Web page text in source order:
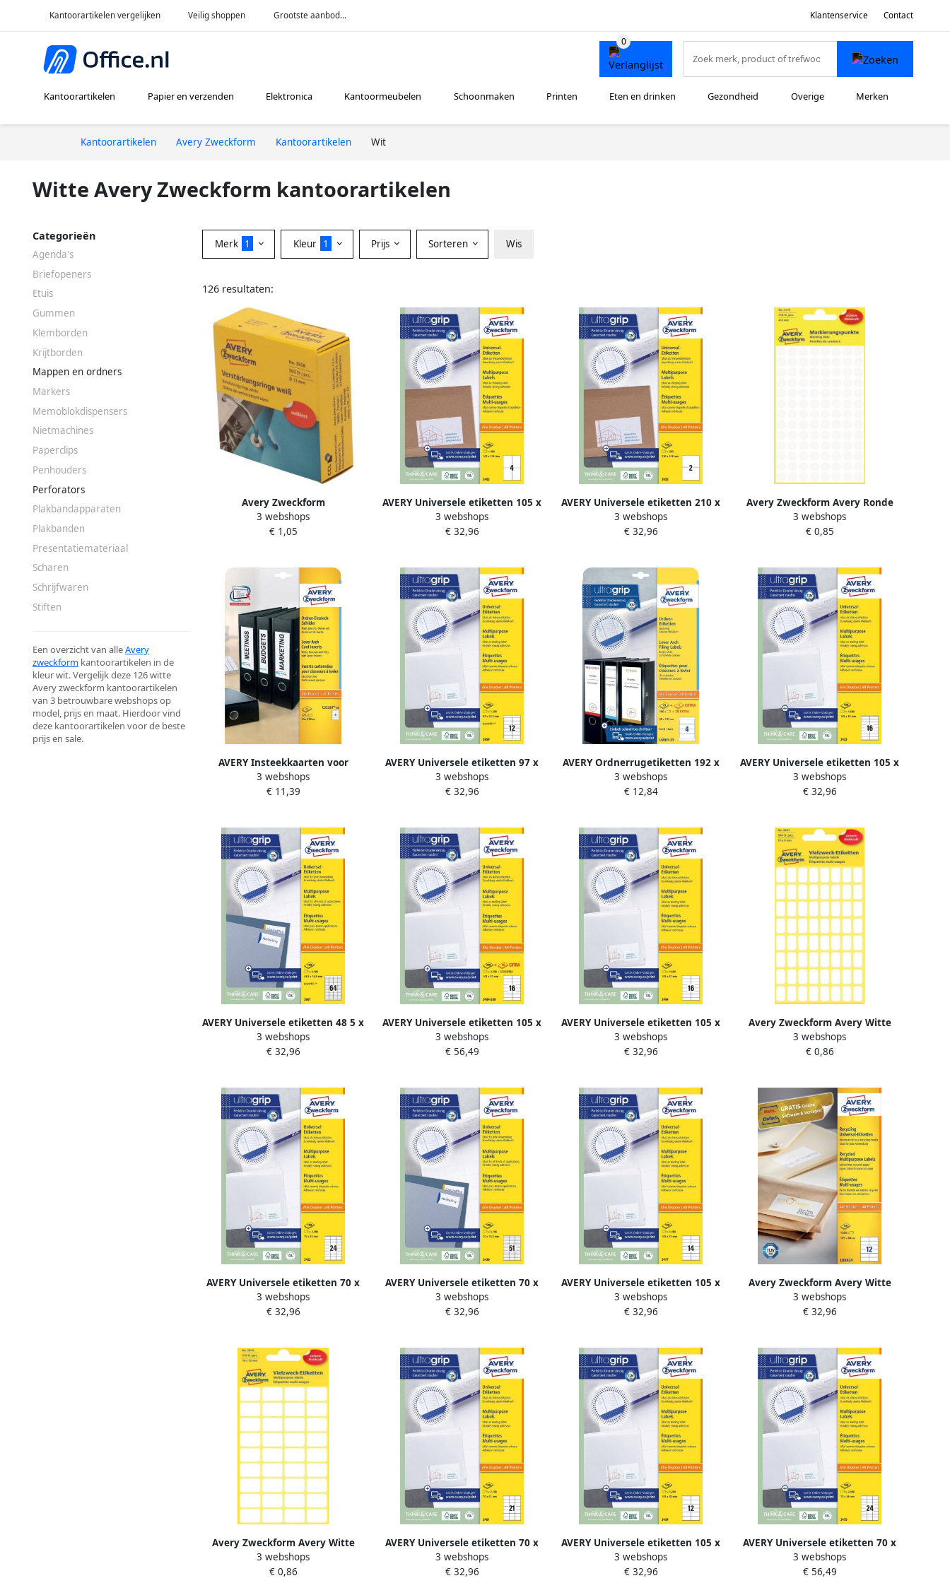
Kantoorartikelen vergelijken Veilig shoppen Grootste aanbod... Klantenservice Contact
Kantoorartikelen Papier en verzenden Elektronica Kantoormeubelen Schoonmaken Printen Eten en drinken Gezondheid Overige Merken
Kantoorartikelen Avery Zweckform Kantoorartikelen Wit
Witte Avery Zweckform kantoorartikelen
Categorieën
Agenda's
Briefopeners
Etuis
Gummen
Klemborden
Krijtborden
Mappen en ordners
Markers
Memoblokdispensers
Nietmachines
Paperclips
Penhouders
Perforators
Plakbandapparaten
Plakbanden
Presentatiemateriaal
Scharen
Schrijfwaren
Stiften
Een overzicht van alleAvery
zweckform kantoorartikelen in de
kleur wit. Vergelijk deze 126 witte
Avery zweckform kantoorartikelen
van 3 betrouwbare webshops op
model, prijs en maat. Hierdoor vind
deze kantoorartikelen voor de beste
prijs en sale.
Merk 1 Kleur 1 Prijs Sorteren Wis
126 resultaten:
Avery Zweckform
Versterkingsringen 3508 13Mm
500stuks wit
3 webshops
€ 1,05
AVERY Universele etiketten 105 x
148 mm wit Inkjetprinter
Laserprinter Kopieerapparaat
3 webshops
€ 32,96
AVERY Universele etiketten 210 x
148 mm wit Inkjetprinter
Laserprinter Kopieerapparaat
3 webshops
€ 32,96
Avery Zweckform Avery Ronde
etiketten diameter 8 mm wit 416
stuks
3 webshops
€ 0,85
AVERY Insteekkaarten voor
ordnerrug 54 x 190 mm wit
Inkjetprinter Laserprinter
3 webshops
€ 11,39
AVERY Universele etiketten 97 x
42 3 mm wit Inkjetprinter
Laserprinter Kopieerapparaat
3 webshops
€ 32,96
AVERY Ordnerrugetiketten 192 x
59 mm wit Inkjetprinter
Laserprinter Kopieerapparaat
3 webshops
€ 12,84
AVERY Universele etiketten 105 x
35 mm wit Inkjetprinter
Laserprinter Kopieerapparaat
3 webshops
€ 32,96
AVERY Universele etiketten 48 5 x
16 9 mm wit Inkjetprinter
Laserprinter Kopieerapparaat
3 webshops
€ 32,96
AVERY Universele etiketten 105 x
37 mm wit Inkjetprinter
Laserprinter Kopieerapparaat
3 webshops
€ 56,49
AVERY Universele etiketten 105 x
37 mm wit Inkjetprinter
Laserprinter Kopieerapparaat
3 webshops
€ 32,96
Avery Zweckform Avery Witte
etiketten ft 13 x 8 mm (b x h) 384
stuks
3 webshops
€ 0,86
AVERY Universele etiketten 70 x
35 mm wit Inkjetprinter
Laserprinter Kopieerapparaat
3 webshops
€ 32,96
AVERY Universele etiketten 70 x
16 9 mm wit Inkjetprinter
Laserprinter Kopieerapparaat
3 webshops
€ 32,96
AVERY Universele etiketten 105 x
41 mm wit Inkjetprinter
Laserprinter Kopieerapparaat
3 webshops
€ 32,96
Avery Zweckform Avery Witte
gerecycleerde universele
etiketten ft 105 x 48 mm (b x h)
3 webshops
€ 32,96
Avery Zweckform Avery Witte
etiketten ft 18 x 12 mm (b x h)
216 stuks
3 webshops
€ 0,86
AVERY Universele etiketten 70 x
41 mm wit Inkjetprinter
Laserprinter Kopieerapparaat
3 webshops
€ 32,96
AVERY Universele etiketten 105 x
48 mm wit Inkjetprinter
Laserprinter Kopieerapparaat
3 webshops
€ 32,96
AVERY Universele etiketten 70 x
36 mm wit Inkjetprinter
Laserprinter Kopieerapparaat
3 webshops
€ 56,49